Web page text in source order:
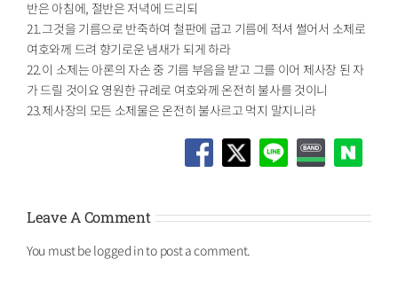
반은 아침에, 절반은 저녁에 드리되
21.그것을 기름으로 반죽하여 철판에 굽고 기름에 적셔 썰어서 소제로
여호와께 드려 향기로운 냄새가 되게 하라
22.이 소제는 아론의 자손 중 기름 부음을 받고 그를 이어 제사장 된 자
가 드릴 것이요 영원한 규례로 여호와께 온전히 불사를 것이니
23.제사장의 모든 소제물은 온전히 불사르고 먹지 말지니라
Leave A Comment
You must be logged into post a comment.